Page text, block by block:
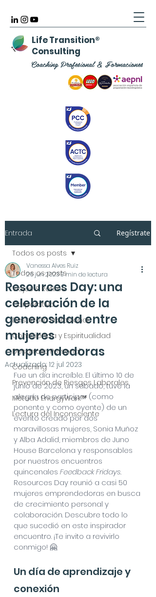
Life Transition®
Consulting
Coaching Profesional & Formaciones
Entrada Regístrate
Todos os posts
Viajes & Retiros
Corporativo
Desarrollo Profesional
Consciencia y Espiritualidad
Desarrollo Personal
Coaching
Prevención de Riesgos Laborales
Método EnergyWork™
Lectura del Inconsciente
Todos os posts
Resources Day: una
celebración de la
generosidad entre
mujeres
emprendedoras
Vanessa Alves Ruiz
26 jun 20233 min de lectura
Actualizado: 12 jul 2023
Fue un día increíble. El último 10 de
junio de 2023, un sábado, tuve la
alegría de participar (como
ponente y como oyente) de un
evento creado por dos
maravillosas mujeres, Sonia Muñoz
y Alba Adalid, miembros de Juno
House Barcelona y responsables
por nuestros encuentros
quincenales Feedback Fridays.
Resources Day reunió a casi 50
mujeres emprendedoras en busca
de crecimiento personal y
colaboración. Descubre todo lo
que sucedió en este inspirador
encuentro. ¡Te invito a revivirlo
conmigo! 🤗
Un día de aprendizaje y
conexión